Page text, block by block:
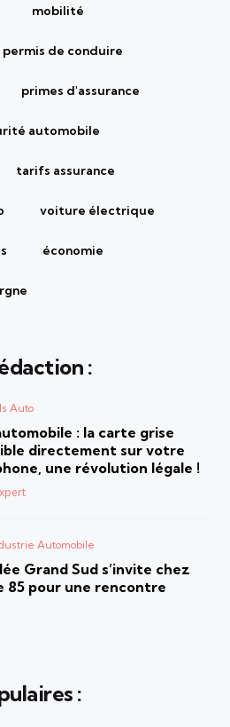
mobilité
permis de conduire
primes d'assurance
automobile
tarifs assurance
voiture électrique
économie
:
Auto
: la carte grise
directement sur votre
une révolution légale !
Automobile
Grand Sud s’invite chez
85 pour une rencontre
: